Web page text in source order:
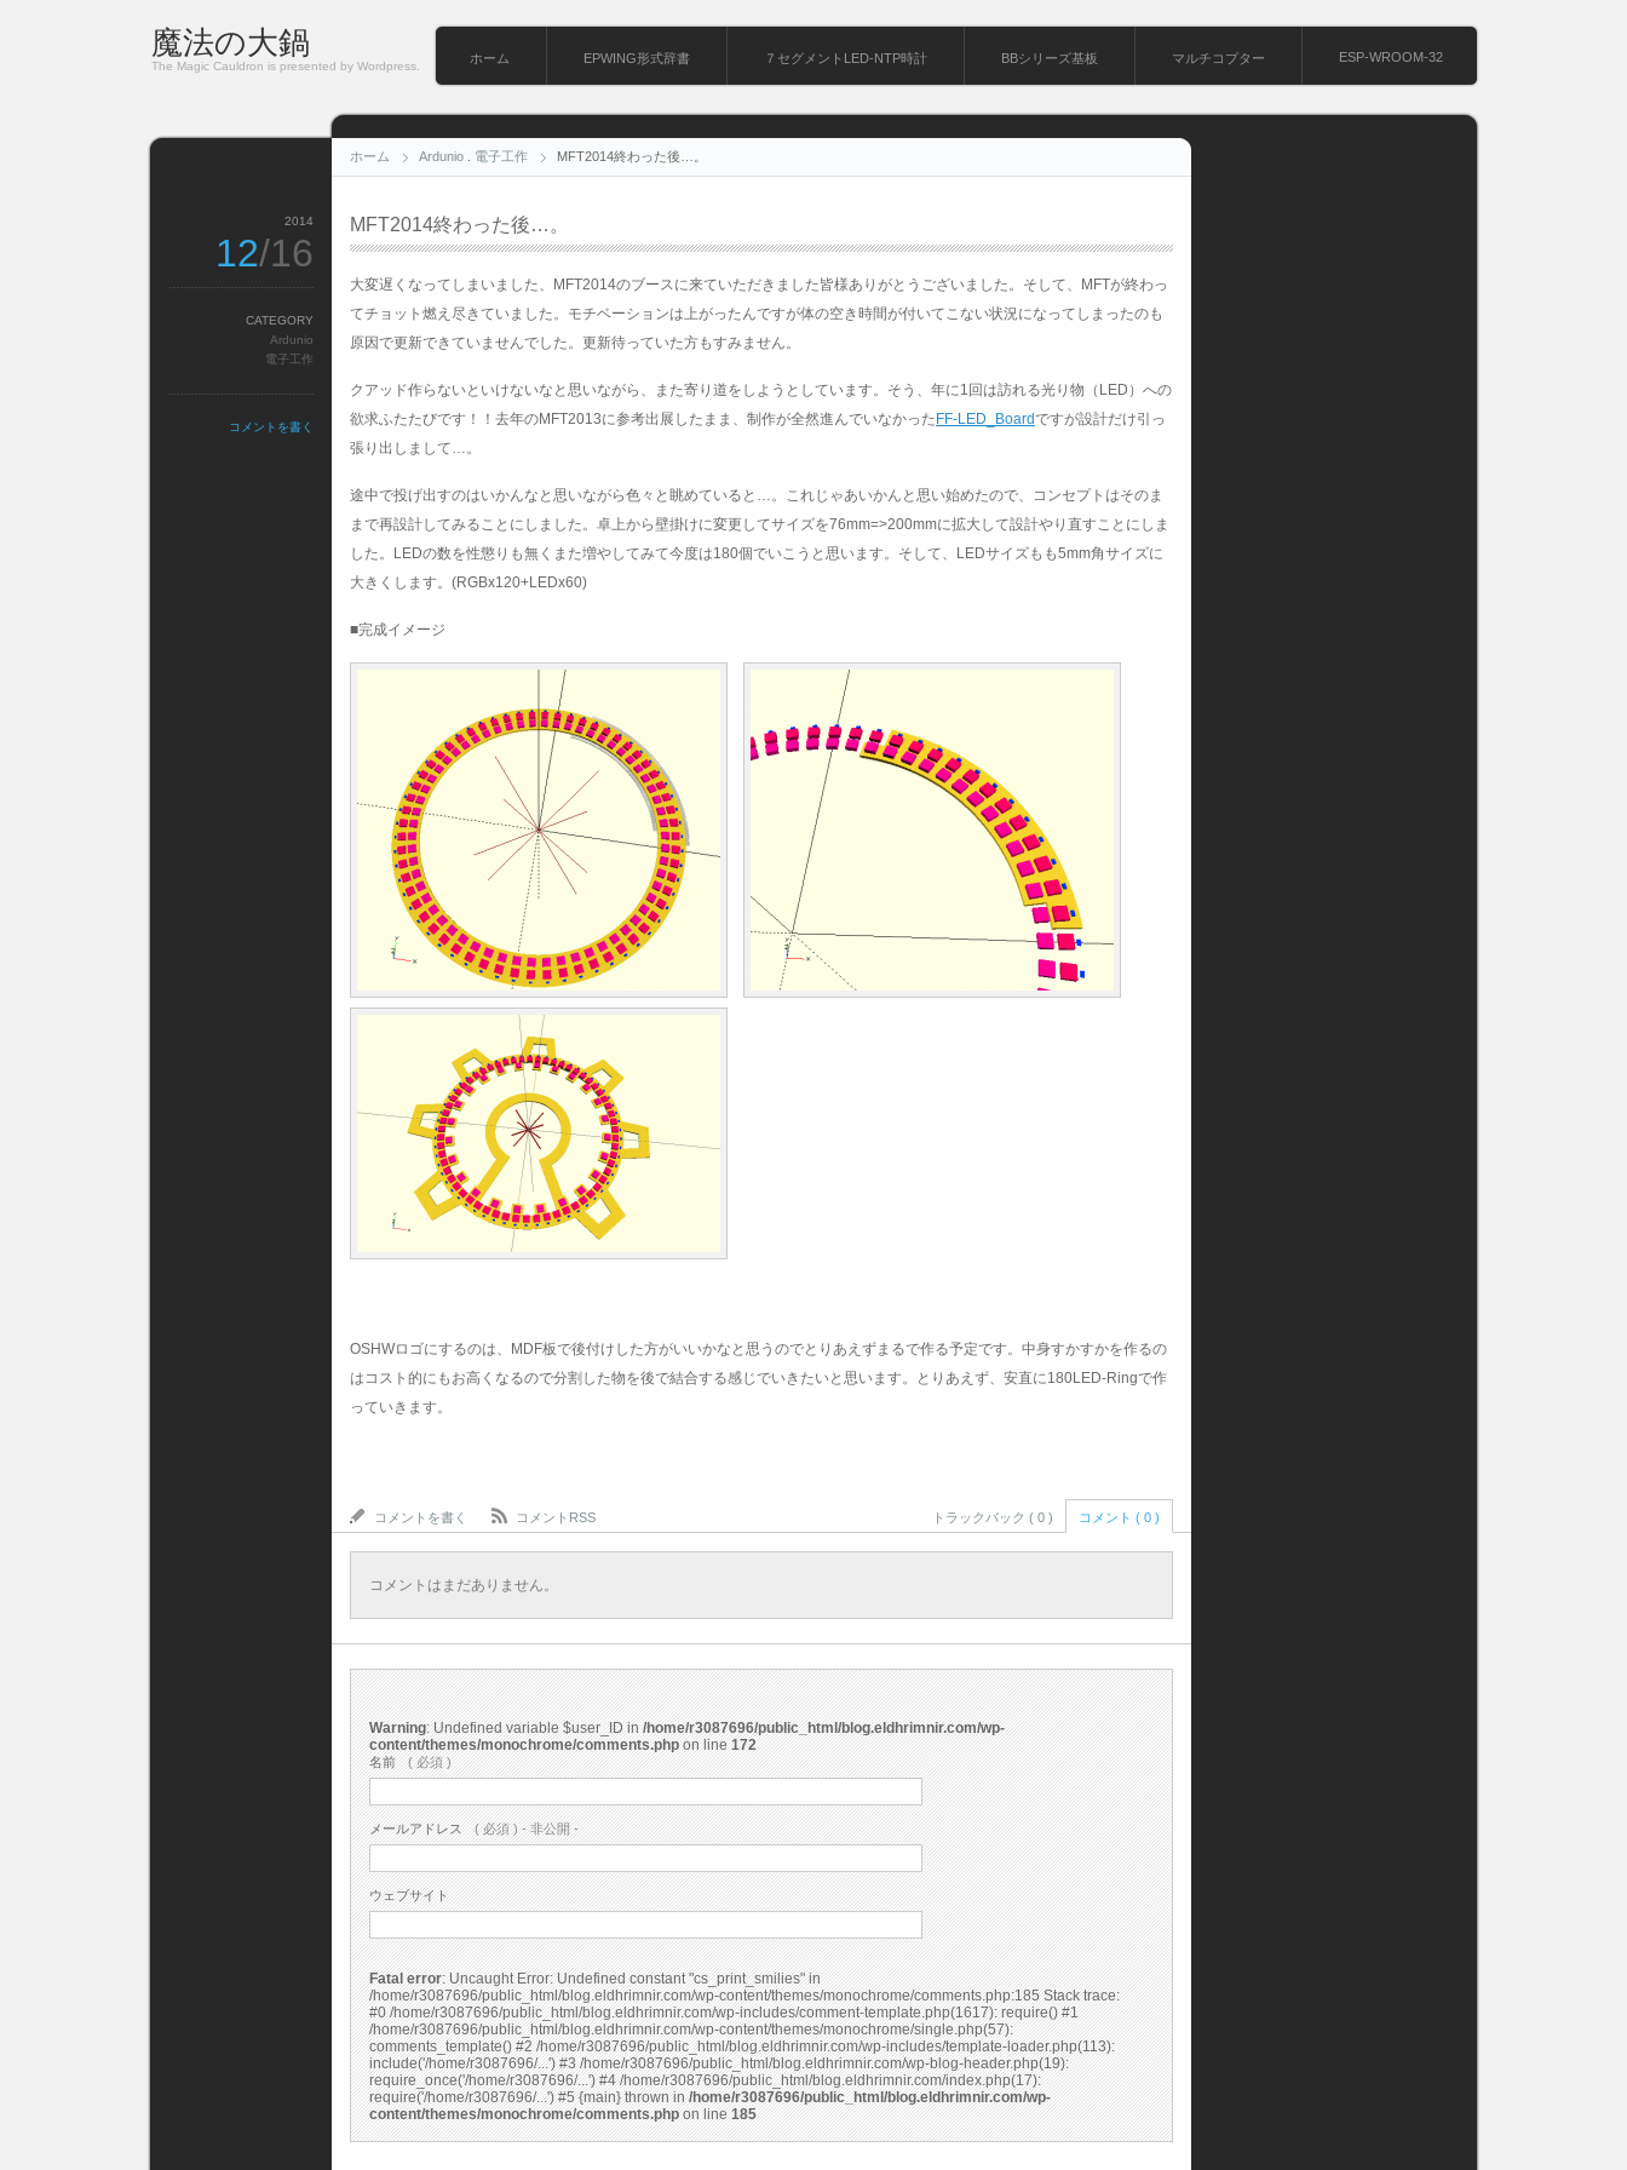
魔法の大鍋
The Magic Cauldron is presented by Wordpress.
ホーム EPWING形式辞書 ７セグメントLED-NTP時計 BBシリーズ基板 マルチコプター ESP-WROOM-32
ホーム Ardunio 電子工作 MFT2014終わった後…。
MFT2014終わった後…。
大変遅くなってしまいました、MFT2014のブースに来ていただきました皆様ありがとうございました。そして、MFTが終わっ
てチョット燃え尽きていました。モチベーションは上がったんですが体の空き時間が付いてこない状況になってしまったのも
原因で更新できていませんでした。更新待っていた方もすみません。
クアッド作らないといけないなと思いながら、また寄り道をしようとしています。そう、年に1回は訪れる光り物（LED）への
欲求ふたたびです！！去年のMFT2013に参考出展したまま、制作が全然進んでいなかった FF-LED_Boardですが設計だけ引っ
張り出しまして…。
途中で投げ出すのはいかんなと思いながら色々と眺めていると…。これじゃあいかんと思い始めたので、コンセプトはそのま
まで再設計してみることにしました。卓上から壁掛けに変更してサイズを76mm=>200mmに拡大して設計やり直すことにしま
した。LEDの数を性懲りも無くまた増やしてみて今度は180個でいこうと思います。そして、LEDサイズもも5mm角サイズに
大きくします。(RGBx120+LEDx60)
■完成イメージ
OSHWロゴにするのは、MDF板で後付けした方がいいかなと思うのでとりあえずまるで作る予定です。中身すかすかを作るの
はコスト的にもお高くなるので分割した物を後で結合する感じでいきたいと思います。とりあえず、安直に180LED-Ringで作
っていきます。
2014
12/16
CATEGORY
Ardunio
電子工作
コメントを書く
コメントを書く コメントRSS トラックバック ( 0 ) コメント ( 0 )
コメントはまだありません。
Warning : Undefined variable $user_ID in/home/r3087696/public_html/blog.eldhrimnir.com/wp-
content/themes/monochrome/comments.phpon line172
名前 ( 必須 )
メールアドレス ( 必須 ) - 非公開 -
ウェブサイト
Fatal error: Uncaught Error: Undefined constant "cs_print_smilies" in
/home/r3087696/public_html/blog.eldhrimnir.com/wp-content/themes/monochrome/comments.php:185 Stack trace:
#0 /home/r3087696/public_html/blog.eldhrimnir.com/wp-includes/comment-template.php(1617): require() #1
/home/r3087696/public_html/blog.eldhrimnir.com/wp-content/themes/monochrome/single.php(57):
comments_template() #2 /home/r3087696/public_html/blog.eldhrimnir.com/wp-includes/template-loader.php(113):
include('/home/r3087696/...') #3 /home/r3087696/public_html/blog.eldhrimnir.com/wp-blog-header.php(19):
require_once('/home/r3087696/...') #4 /home/r3087696/public_html/blog.eldhrimnir.com/index.php(17):
require('/home/r3087696/...') #5 {main} thrown in/home/r3087696/public_html/blog.eldhrimnir.com/wp-
content/themes/monochrome/comments.phpon line185